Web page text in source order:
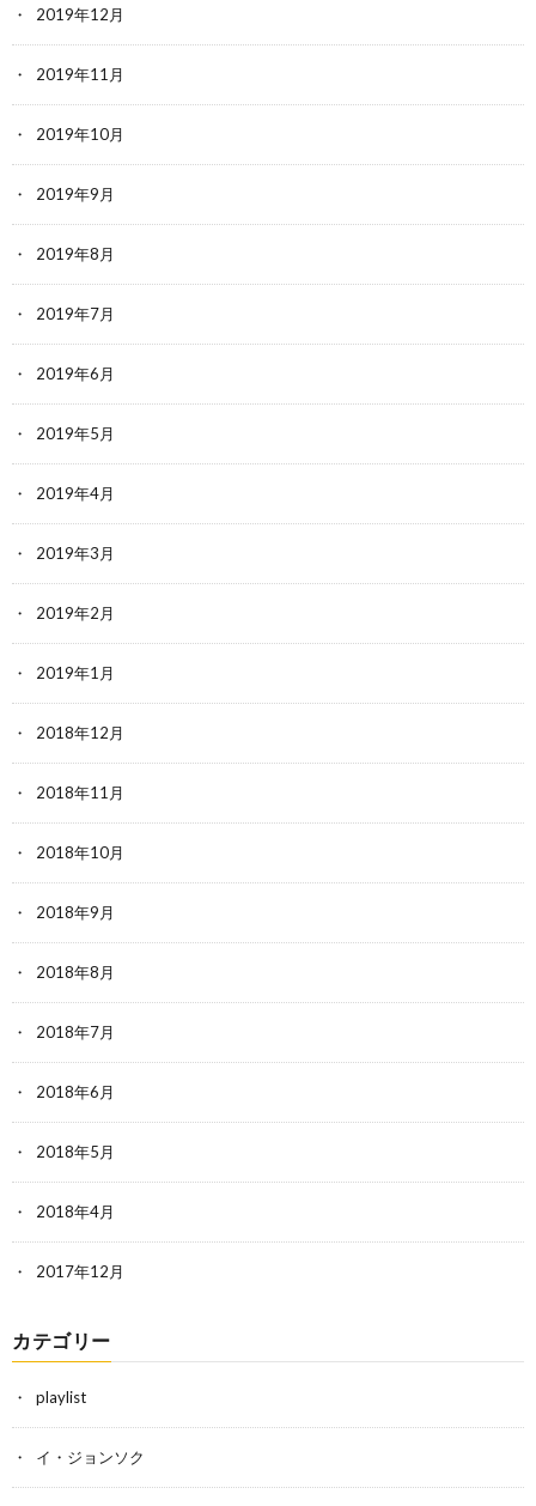
2019年12月
2019年11月
2019年10月
2019年9月
2019年8月
2019年7月
2019年6月
2019年5月
2019年4月
2019年3月
2019年2月
2019年1月
2018年12月
2018年11月
2018年10月
2018年9月
2018年8月
2018年7月
2018年6月
2018年5月
2018年4月
2017年12月
カテゴリー
playlist
イ・ジョンソク